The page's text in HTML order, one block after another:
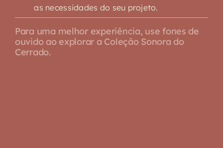
as necessidades do seu projeto.
Para uma melhor experiência, use fones de
ouvido ao explorar a Coleção Sonora do
Cerrado.